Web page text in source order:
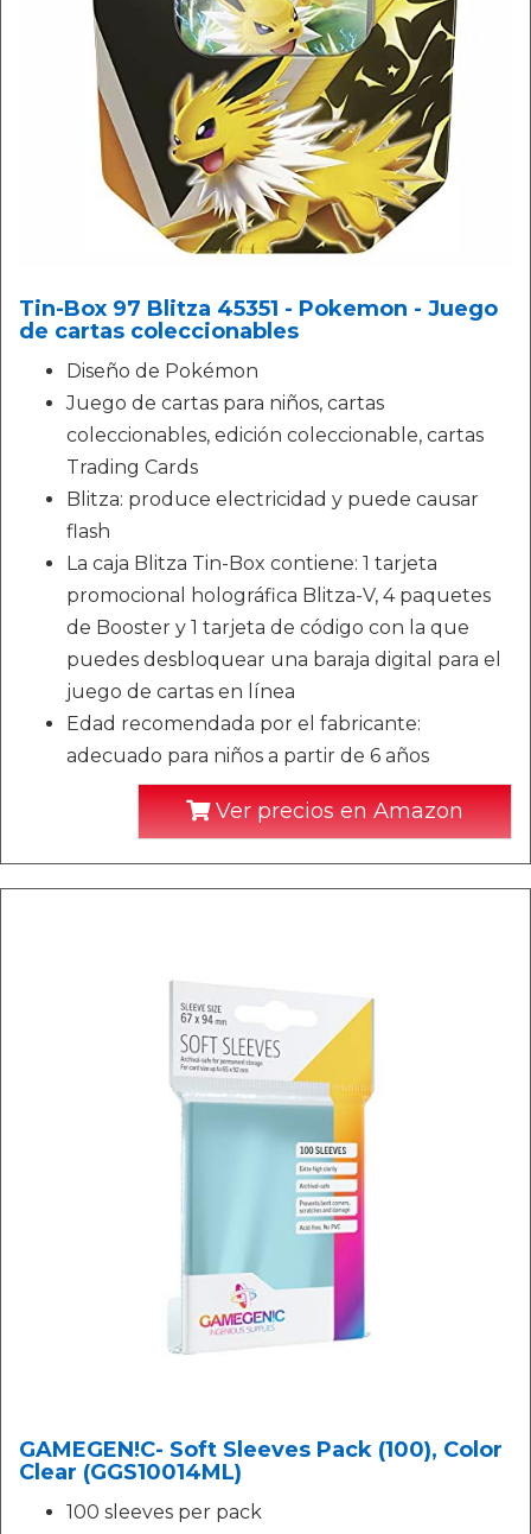
Tin-Box 97 Blitza 45351 - Pokemon - Juego
de cartas coleccionables
Diseño de Pokémon
Juego de cartas para niños, cartas
coleccionables, edición coleccionable, cartas
Trading Cards
Blitza: produce electricidad y puede causar
flash
La caja Blitza Tin-Box contiene: 1 tarjeta
promocional holográfica Blitza-V, 4 paquetes
de Booster y 1 tarjeta de código con la que
puedes desbloquear una baraja digital para el
juego de cartas en línea
Edad recomendada por el fabricante:
adecuado para niños a partir de 6 años
Ver precios en Amazon
GAMEGEN!C- Soft Sleeves Pack (100), Color
Clear (GGS10014ML)
100 sleeves per pack